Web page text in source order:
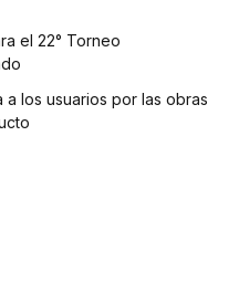
el 22° Torneo
los usuarios por las obras